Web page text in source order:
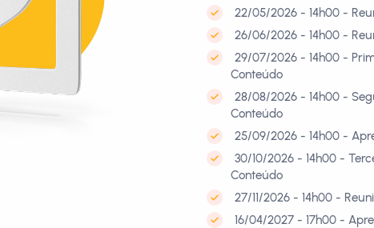
22/05/2026 - 14h00 -
26/06/2026 - 14h00 -
29/07/2026 - 14h00 -
Conteúdo
28/08/2026 - 14h00 -
Conteúdo
25/09/2026 - 14h00 -
30/10/2026 - 14h00 -
Conteúdo
27/11/2026 - 14h00 -
16/04/2027 - 17h00 -